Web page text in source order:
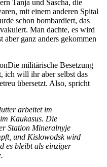
Tanja und Sascha, die
mit einem anderen Spital
schon bombardiert, das
Man dachte, es wird
ganz anders gekommen
Die militärische Besetzung
ich will ihr aber selbst das
übersetzt. Also, spricht
arbeitet im
Kaukasus. Die
Station Mineralnyje
und Kislowodsk wird
es bleibt als einziger